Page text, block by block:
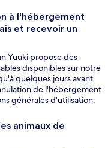
à l'hébergement
et recevoir un
Yuuki propose des
disponibles sur notre
quelques jours avant
de l'hébergement
générales d'utilisation.
animaux de